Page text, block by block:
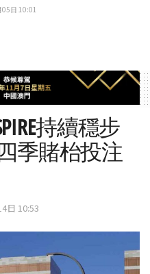
日 10:01
持續穩步
季賭枱投注
日 10:53